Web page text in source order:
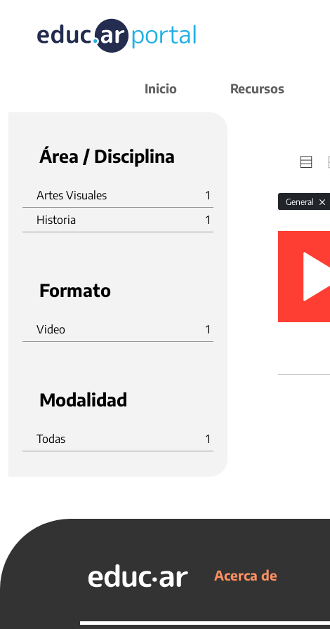
Inicio Recursos
Área / Disciplina
Artes Visuales
1
Historia
1
Formato
Video 1
Modalidad
Todas 1
General
Acerca de